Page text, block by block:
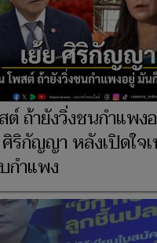
ถ้ายังวิ่งชนกำแพง
ริกัญญา หลังเปิดใจ
กำแพง